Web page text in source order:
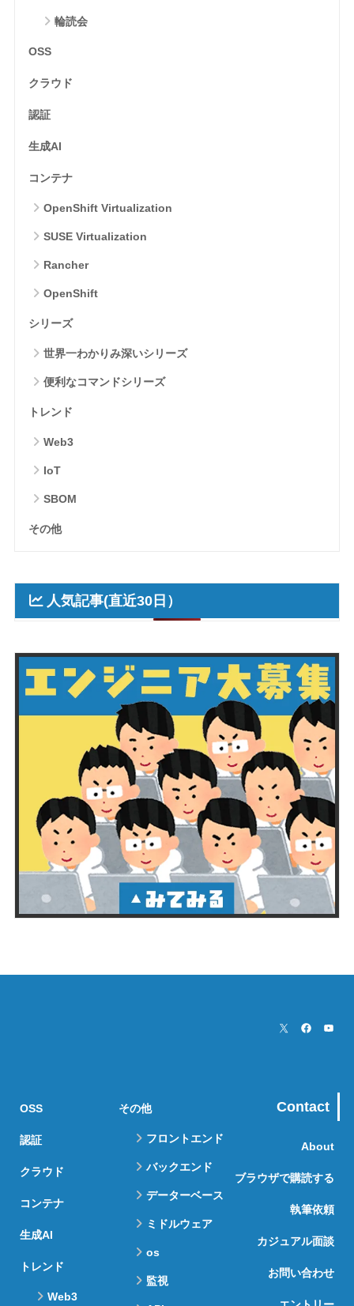
輪読会
OSS
クラウド
認証
生成AI
コンテナ
OpenShift Virtualization
SUSE Virtualization
Rancher
OpenShift
シリーズ
世界一わかりみ深いシリーズ
便利なコマンドシリーズ
トレンド
Web3
IoT
SBOM
その他
人気記事(直近30日）
OSS
認証
クラウド
コンテナ
生成AI
トレンド
Web3
その他
フロントエンド
バックエンド
データーベース
ミドルウェア
os
監視
Contact
About
ブラウザで購読する
執筆依頼
カジュアル面談
お問い合わせ